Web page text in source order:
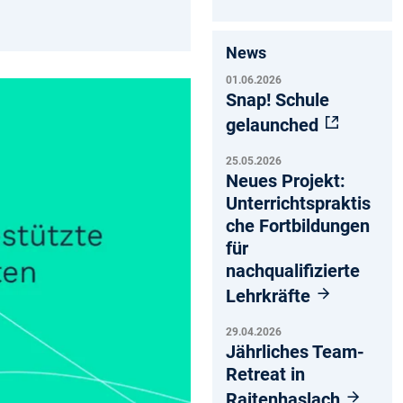
News
01.06.2026
Snap! Schule
gelaunched
25.05.2026
Neues Projekt:
Unterrichtspraktis
che Fortbildungen
für
nachqualifizierte
Lehrkräfte
29.04.2026
Jährliches Team-
Retreat in